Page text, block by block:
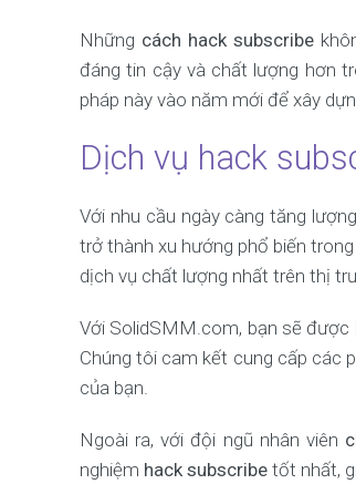
Những cách hack subscribe
đáng tin cậy và chất lượng hơn
pháp này vào năm mới để xây
Dịch vụ hack
Với nhu cầu ngày càng tăng
trở thành xu hướng phổ biến
dịch vụ chất lượng nhất trên thị
Với SolidSMM.com, bạn sẽ được
Chúng tôi cam kết cung cấp các
của bạn.
Ngoài ra, với đội ngũ nhân viên
nghiệm hack subscribe tốt nhất,